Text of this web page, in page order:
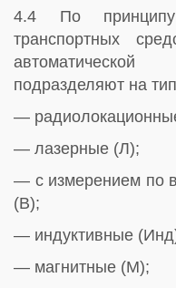
4.4 По принципу
транспортных
подразделяют на
—
— лазерные (Л);
— с измерением по
(В);
— индуктивные
— магнитные (М);